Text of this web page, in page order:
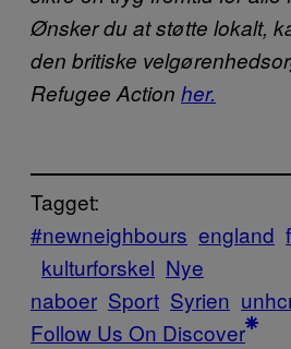
Ønsker du at støtte lokalt,
den britiske
Refugee Action her.
Tagget:
#newneighbours england
kulturforskel Nye
naboer Sport Syrien
Follow Us On Discover